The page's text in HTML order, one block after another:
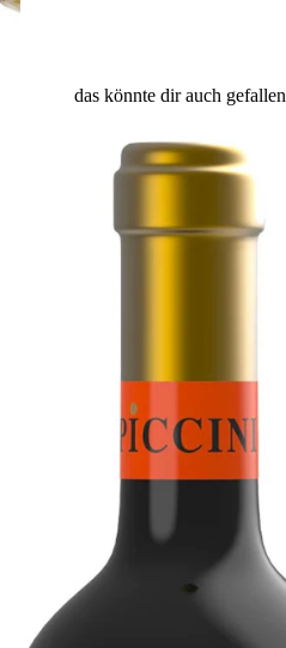
das könnte dir auch gefallen